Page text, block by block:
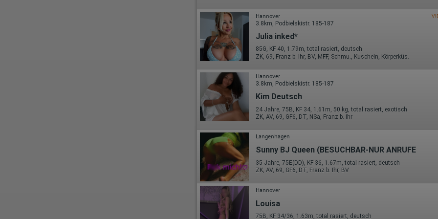
oder hat er sie komplett verlassen?
Wie lange blieb der Besucher?
Ort der Verarbeitung:
Europäische Union & USA
Hotjar
Wir nutzen Hotjar als Webanalysedient. Es wird verwendet, um Daten
über das Benutzerverhalten zu sammeln. Hotjar kann auch im Rahmen
von Umfragen und Feedbackfunktionen, die auf unserer Website
eingebunden sind, von Ihnen bereitgestellte Informationen verarbeiten.
Herausgeber:
Hotjar Limited, Malta
Erhobene Daten:
Datum und Uhrzeit des Besuchs
Gerätetyp
Geografischer Standort
IP-Adresse
Mausbewegungen
Besuchte Seiten
Referrer URL
Bildschirmauflösung
Eindeutige Gerätekennung
Sprachinformationen
Hannover
3.8km, Podbielskistr. 185-187
Julia inked*
85G, KF 40, 1.79m, total rasiert, deutsch
ZK, 69, Franz b. Ihr, BV, MFF, Schmu., Kuscheln, Körperküs.
Hannover
3.8km, Podbielskistr. 185-187
Kim Deutsch
24 Jahre, 75B, KF 34, 1.61m, 50 kg, total rasiert, exotisch
ZK, AV, 69, GF6, DT, NSa, Franz b. Ihr
Langenhagen
Sunny BJ Queen (BESUCHBAR-NUR ANRUFE
35 Jahre, 75E(DD), KF 36, 1.67m, total rasiert, deutsch
ZK, AV, 69, GF6, DT, Franz b. Ihr, BV
Hannover
Louisa
75B, KF 34/36, 1.63m, total rasiert, deutsch